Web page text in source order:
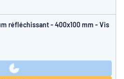
réfléchissant - 400x100 mm - Vis